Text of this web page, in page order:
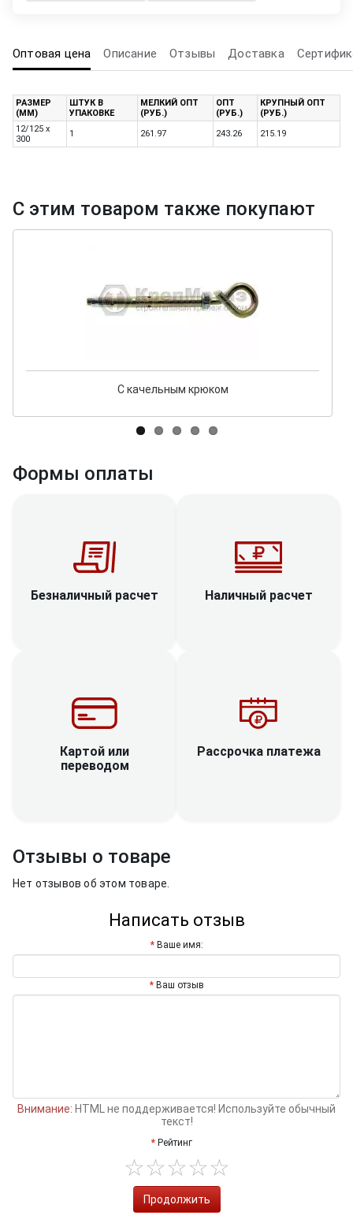
Оптовая цена Описание Отзывы Доставка
РАЗМЕР
(ММ)
ШТУК В
УПАКОВКЕ
МЕЛКИЙ ОПТ
(РУБ.)
ОПТ
(РУБ.)
КРУПНЫЙ ОПТ
(РУБ.)
12/125 x
300
1 261.97 243.26 215.19
С этим товаром также покупают
С качельным крюком
Формы оплаты
Безналичный расчет Наличный расчет
Картой или
переводом
Рассрочка платежа
Отзывы о товаре
Нет отзывов об этом товаре.
Написать отзыв
Ваше имя:
Ваш отзыв
Внимание: HTML не поддерживается! Используйте обычный
текст!
Рейтинг
Продолжить